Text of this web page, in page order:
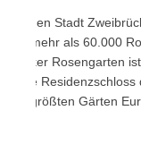
Stadt
der mehr als 60.000
Rosengarten
größten Gärten